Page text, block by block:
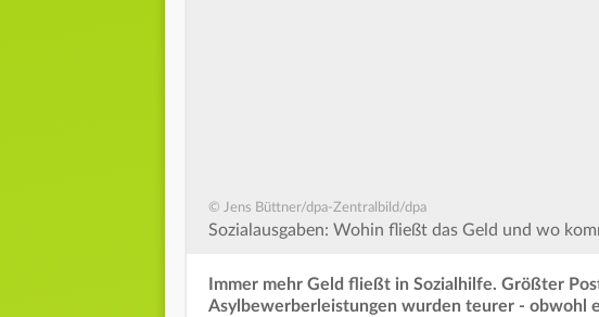
© Jens Büttner/dpa-Zentralbild/dpa
Sozialausgaben: Wohin fließt das Geld und wo
Immer mehr Geld fließt in Sozialhilfe. Größter
Asylbewerberleistungen wurden teurer - obwohl